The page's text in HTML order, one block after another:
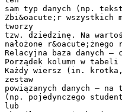
sam typ danych (np.
Zbi&oacute;r wszystkich
tworzy
tzw. dziedzinę. Na
nałożone
Relacyjna baza danych –
Porządek kolumn w
Każdy wiersz (in.
zestaw
powiązanych danych –
(np. pojedynczego
lub